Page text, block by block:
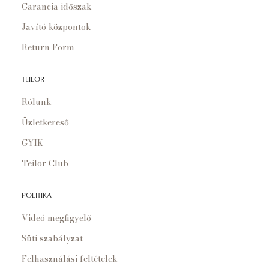
Garancia időszak
Javító központok
Return Form
TEILOR
Rólunk
Üzletkereső
GYIK
Teilor Club
POLITIKA
Videó megfigyelő
Süti szabályzat
Felhasználási feltételek